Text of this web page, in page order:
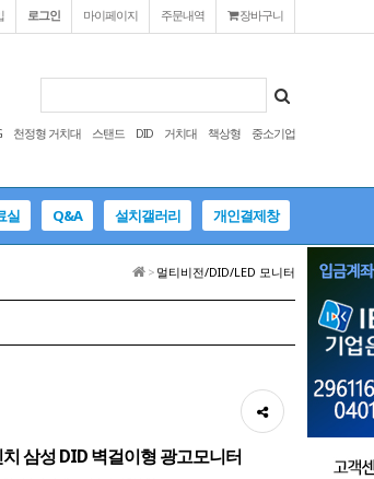
로그인 마이페이지 주문내역 장바구니
천정형 거치대 스탠드 DID 거치대 책상형 중소기업
실 Q&A 설치갤러리 개인결제창
> 멀티비전/DID/LED 모니터
치 삼성 DID 벽걸이형 광고모니터